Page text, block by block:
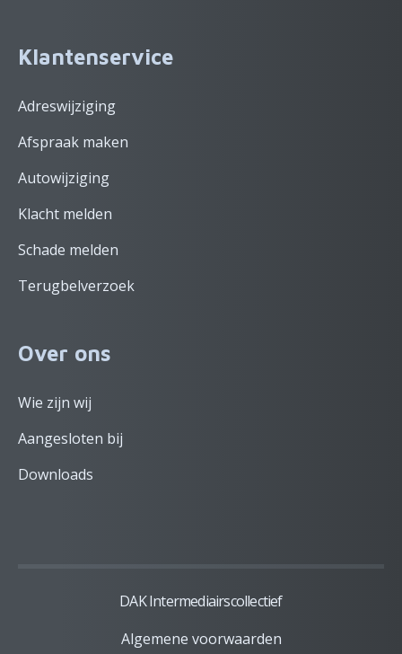
Klantenservice
Adreswijziging
Afspraak maken
Autowijziging
Klacht melden
Schade melden
Terugbelverzoek
Over ons
Wie zijn wij
Aangesloten bij
Downloads
DAK Intermediairscollectief
Algemene voorwaarden